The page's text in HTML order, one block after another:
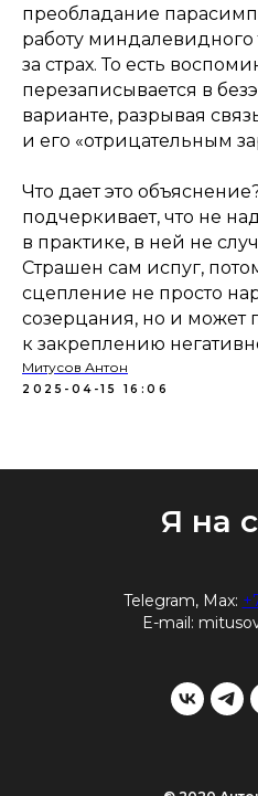
преобладание
работу миндалевидного
за страх. То есть
перезаписывается в
варианте, разрывая
и его «отрицательным
Что дает это
подчеркивает, что не
в практике, в ней не
Страшен сам испуг,
сцепление не просто
созерцания, но и может
к закреплению
Митусов Антон
2025-04-15 16:06
Я на
Telegram, Max:
E-mail: